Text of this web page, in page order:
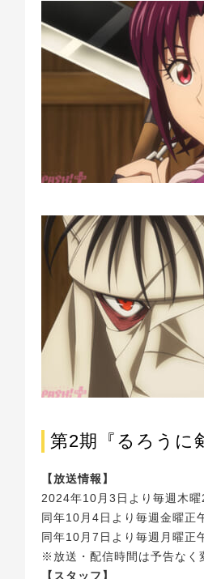
第2期『るろうに
【放送情報】
2024年10月3日より毎週木
同年10月4日より毎週金曜正
同年10月7日より毎週月曜正
※放送・配信時間は予告なく
【スタッフ】